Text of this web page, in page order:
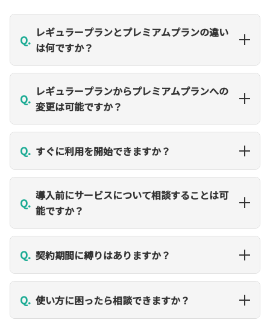
Q.
レギュラープランとプレミアムプランの違い
は何ですか？
Q.
レギュラープランからプレミアムプランへの
変更は可能ですか？
Q. すぐに利用を開始できますか？
Q.
導入前にサービスについて相談することは可
能ですか？
Q. 契約期間に縛りはありますか？
Q. 使い方に困ったら相談できますか？